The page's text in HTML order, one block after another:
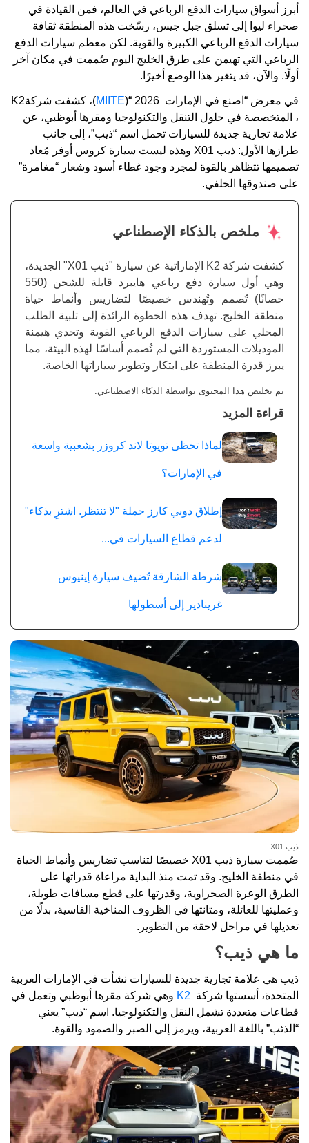
أبرز أسواق سيارات الدفع الرباعي في العالم، فمن القيادة في
صحراء ليوا إلى تسلق جبل جيس، رسّخت هذه المنطقة ثقافة
سيارات الدفع الرباعي الكبيرة والقوية. لكن معظم سيارات الدفع
الرباعي التي تهيمن على طرق الخليج اليوم صُممت في مكان آخر
أولًا. والآن، قد يتغير هذا الوضع أخيرًا.
في معرض “اصنع في الإمارات 2026 “( MIITE
)، كشفت شركةK2
، المتخصصة في حلول التنقل والتكنولوجيا ومقرها أبوظبي، عن
علامة تجارية جديدة للسيارات تحمل اسم “ذيب”، إلى جانب
طرازها الأول: ذيب X01 وهذه ليست سيارة كروس أوفر مُعاد
تصميمها تتظاهر بالقوة لمجرد وجود غطاء أسود وشعار “مغامرة”
على صندوقها الخلفي.
ملخص بالذكاء الإصطناعي
كشفت شركة K2 الإماراتية عن سيارة "ذيب X01" الجديدة،
وهي أول سيارة دفع رباعي هايبرد قابلة للشحن (550
حصانًا) تُصمم وتُهندس خصيصًا لتضاريس وأنماط حياة
منطقة الخليج. تهدف هذه الخطوة الرائدة إلى تلبية الطلب
المحلي على سيارات الدفع الرباعي القوية وتحدي هيمنة
الموديلات المستوردة التي لم تُصمم أساسًا لهذه البيئة، مما
يبرز قدرة المنطقة على ابتكار وتطوير سياراتها الخاصة.
تم تخليص هذا المحتوى بواسطة الذكاء الاصطناعي.
قراءة المزيد
لماذا تحظى تويوتا لاند كروزر بشعبية واسعة
في الإمارات؟
إطلاق دوبي كارز حملة "لا تنتظر. اشترِ بذكاء"
لدعم قطاع السيارات في...
شرطة الشارقة تُضيف سيارة إينيوس
غرينادير إلى أسطولها
ذيب X01
صُممت سيارة ذيب X01 خصيصًا لتناسب تضاريس وأنماط الحياة
في منطقة الخليج. وقد تمت منذ البداية مراعاة قدراتها على
الطرق الوعرة الصحراوية، وقدرتها على قطع مسافات طويلة،
وعمليتها للعائلة، ومتانتها في الظروف المناخية القاسية، بدلًا من
تعديلها في مراحل لاحقة من التطوير.
ما هي ذيب؟
ذيب هي علامة تجارية جديدة للسيارات نشأت في الإمارات العربية
المتحدة، أسستها شركة K2 وهي شركة مقرها أبوظبي وتعمل في
قطاعات متعددة تشمل النقل والتكنولوجيا. اسم “ذيب” يعني
“الذئب” باللغة العربية، ويرمز إلى الصبر والصمود والقوة.